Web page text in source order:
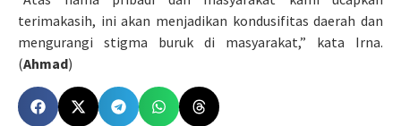
terimakasih, ini akan menjadikan kondusifitas daerah dan
mengurangi stigma buruk di masyarakat,” kata Irna.
(Ahmad)